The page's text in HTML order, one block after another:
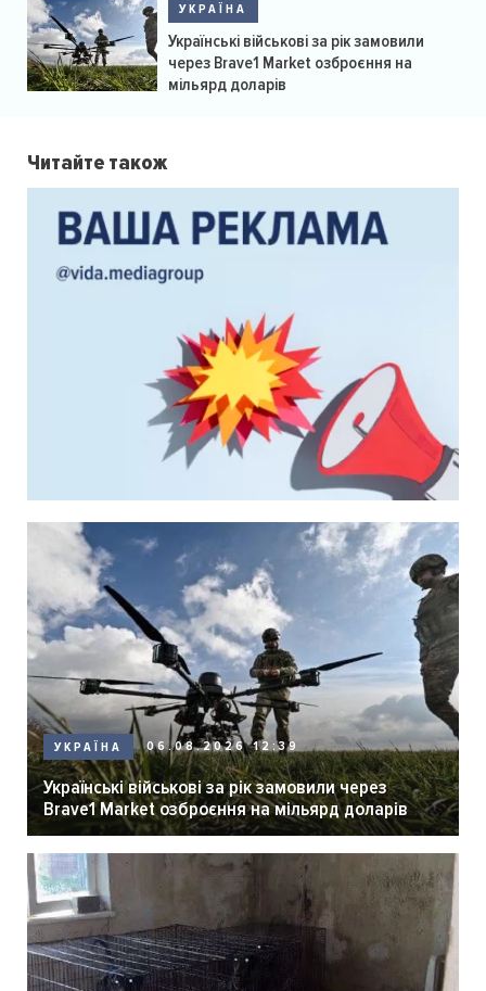
УКРАЇНА
Українські військові за рік замовили
через Brave1 Market озброєння на
мільярд доларів
Читайте також
УКРАЇНА 06.08.2026 12:39
Українські військові за рік замовили через
Brave1 Market озброєння на мільярд доларів